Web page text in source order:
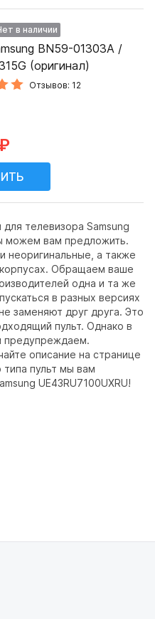
телевизора Samsung
можем вам предложить.
неоригинальные, а также
Обращаем ваше
одна и та же
в разных версиях
заменяют друг друга. Это
пульт. Однако в
предупреждаем.
описание на странице
типа пульт мы вам
UE43RU7100UXRU!
в наличии
BN59-01303A /
(оригинал)
Отзывов: 12